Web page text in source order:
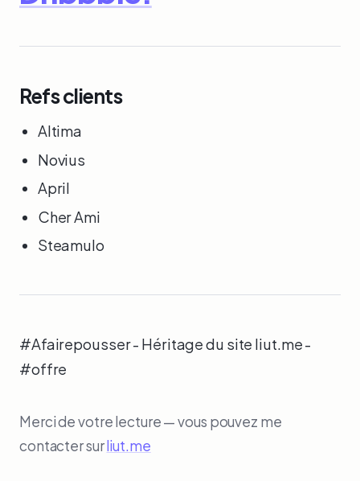
Refs clients
Altima
Novius
April
Cher Ami
Steamulo
#Afairepousser - Héritage du site liut.me -
#offre
Merci de votre lecture — vous pouvez me
contacter surliut.me